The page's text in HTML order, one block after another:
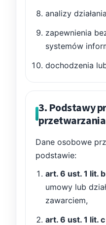
analizy
zapewnienia
systemów
dochodzenia
3. Podstawy
Dane osobowe
podstawie:
art. 6 ust. 1 lit.
umowy lub
zawarciem,
art. 6 ust. 1 lit. c